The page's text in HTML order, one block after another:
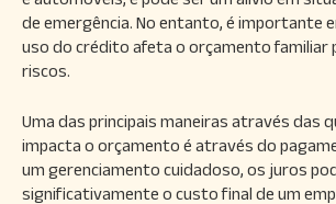
de emergência. No entanto, é importante
uso do crédito afeta o orçamento familiar
riscos.
Uma das principais maneiras através das
impacta o orçamento é através do
um gerenciamento cuidadoso, os juros
significativamente o custo final de um